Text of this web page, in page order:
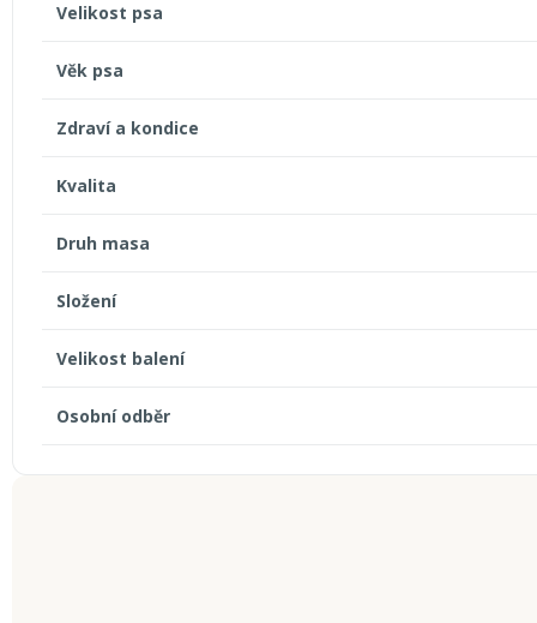
Velikost psa
Věk psa
Zdraví a kondice
Kvalita
Druh masa
Složení
Velikost balení
Osobní odběr